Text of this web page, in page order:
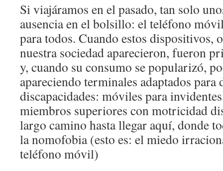
Si viajáramos en el pasado, tan solo
ausencia en el bolsillo: el teléfono
para todos. Cuando estos dispositivos,
nuestra sociedad aparecieron, fueron
y, cuando su consumo se popularizó,
apareciendo terminales adaptados para
discapacidades: móviles para
miembros superiores con motricidad
largo camino hasta llegar aquí, donde
la nomofobia (esto es: el miedo
teléfono móvil)